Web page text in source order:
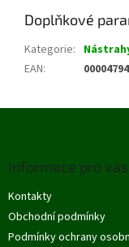
Doplňkové
Kategorie:
EAN: 00004794
Informace pro vás
Kontakty
Obchodní podmínky
Podmínky ochrany